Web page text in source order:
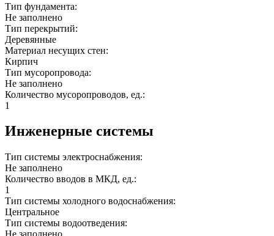
Тип фундамента:
Не заполнено
Тип перекрытий:
Деревянные
Материал несущих стен:
Кирпич
Тип мусоропровода:
Не заполнено
Количество мусоропроводов, ед.:
1
Инженерные системы
Тип системы электроснабжения:
Не заполнено
Количество вводов в МКД, ед.:
1
Тип системы холодного водоснабжения:
Центральное
Тип системы водоотведения: